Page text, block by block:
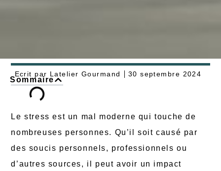
Ecrit par Latelier Gourmand 30 septembre 2024
Sommaire
Le stress est un mal moderne qui touche de
nombreuses personnes. Qu’il soit causé par
des soucis personnels, professionnels ou
d’autres sources, il peut avoir un impact